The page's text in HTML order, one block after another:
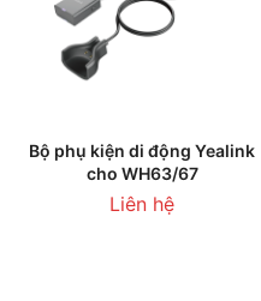
Bộ phụ kiện di động Yealink
cho WH63/67
Liên hệ